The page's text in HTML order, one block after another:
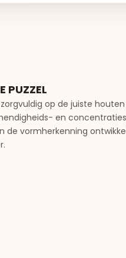
PUZZEL
op de juiste
en
de vormherkenning